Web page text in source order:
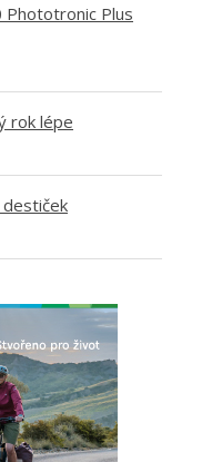
Phototronic Plus
rok lépe
destiček